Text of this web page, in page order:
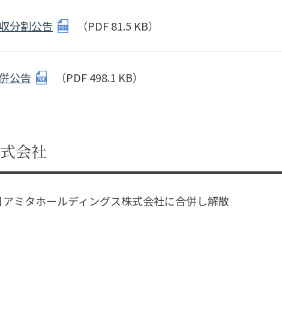
分割公告 （PDF 81.5 KB）
公告 （PDF 498.1 KB）
会社
ミタホールディングス株式会社に合併し解散